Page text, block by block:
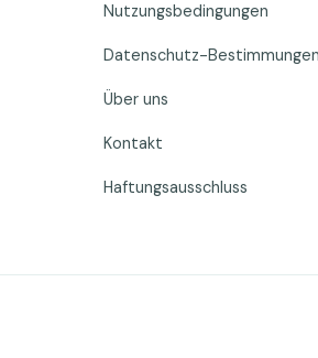
Nutzungsbedingungen
Datenschutz-Bestimmungen
Über uns
Kontakt
Haftungsausschluss